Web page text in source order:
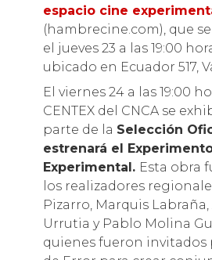
espacio cine
(hambrecine.com), que
el jueves 23 a las 19:00
ubicado en Ecuador 517,
El viernes 24 a las 19:00
CENTEX del CNCA se
parte de la Selección
estrenará el
Experimental. Esta obra
los realizadores
Pizarro, Marquis
Urrutia y Pablo Molina
quienes fueron invitados